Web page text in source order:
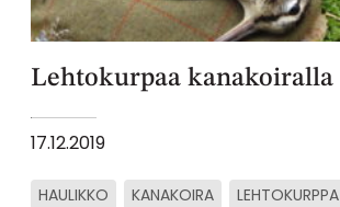
Lehtokurpaa kanakoiralla
17.12.2019
HAULIKKO KANAKOIRA
LEHTOKURPPA